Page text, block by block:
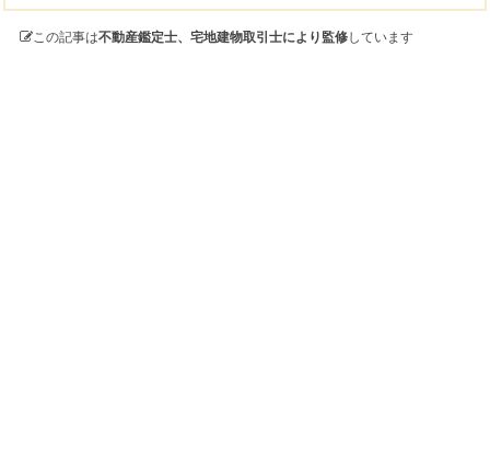
この記事は不動産鑑定士、宅地建物取引士により監修しています